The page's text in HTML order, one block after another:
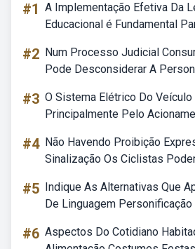
#1 A Implementação Efetiva Da
Educacional é Fundamental
#2 Num Processo Judicial
Pode Desconsiderar A
#3 O Sistema Elétrico Do
Principalmente Pelo
#4 Não Havendo Proibição
Sinalização Os Ciclistas
#5 Indique As Alternativas Que
De Linguagem Personificação
#6 Aspectos Do Cotidiano